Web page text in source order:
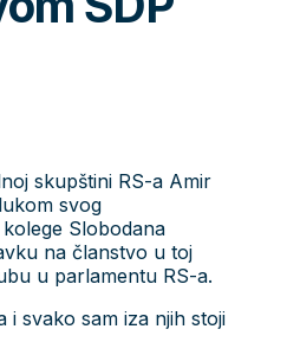
skupštini RS-a Amir
svog
Slobodana
na članstvo u toj
u parlamentu RS-a.
i svako sam iza njih stoji